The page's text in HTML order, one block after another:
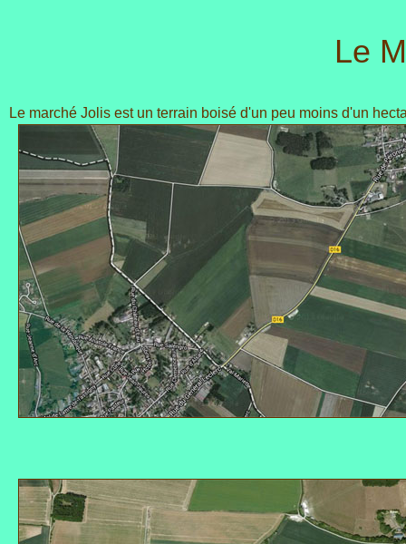
Le
Le marché Jolis est un terrain boisé d'un peu moins d'un